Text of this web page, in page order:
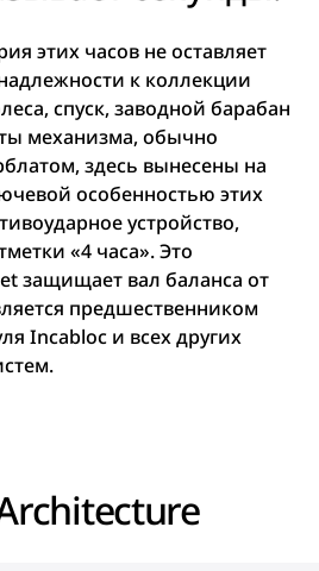
этих часов не оставляет
к коллекции
спуск, заводной барабан
механизма, обычно
здесь вынесены на
особенностью этих
устройство,
«4 часа». Это
защищает вал баланса от
предшественником
Incabloc и всех других